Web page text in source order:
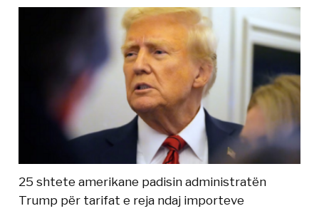
25 shtete amerikane padisin administratën
Trump për tarifat e reja ndaj importeve